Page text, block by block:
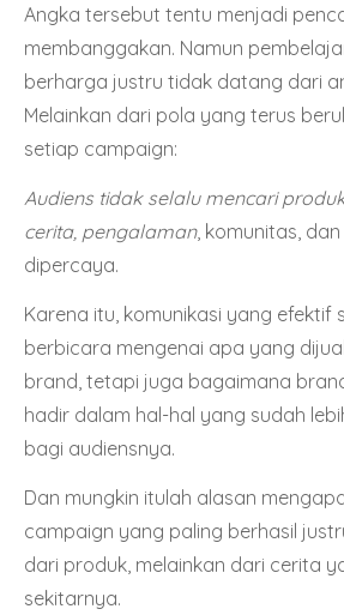
Angka tersebut tentu menjadi
membanggakan. Namun
berharga justru tidak datang dari
Melainkan dari pola yang terus
setiap campaign:
Audiens tidak selalu mencari
cerita, pengalaman, komunitas,
dipercaya.
Karena itu, komunikasi yang efektif
berbicara mengenai apa yang
brand, tetapi juga bagaimana
hadir dalam hal-hal yang sudah
bagi audiensnya.
Dan mungkin itulah alasan
campaign yang paling berhasil
dari produk, melainkan dari cerita
sekitarnya.